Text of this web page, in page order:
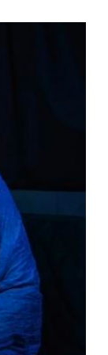
at War /
It’s a Mad,
a person
/
Gallery
at War»
at